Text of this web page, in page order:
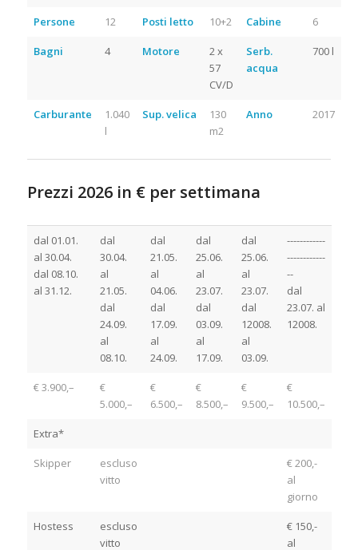
Persone 12 Posti letto 10+2 Cabine 6
Bagni 4 Motore
2 x
57
CV/D
Serb.
acqua
700 l
Carburante
1.040
l
Sup. velica
130
m2
Anno 2017
Prezzi 2026 in € per settimana
Noleggio Catamarano Croazia
dal 01.01.
al 30.04.
dal 08.10.
al 31.12.
dal
30.04.
al
21.05.
dal
24.09.
al
08.10.
dal
21.05.
al
04.06.
dal
17.09.
al
24.09.
dal
25.06.
al
23.07.
dal
03.09.
al
17.09.
dal
25.06.
al
23.07.
dal
12008.
al
03.09.
------------
------------
--
dal
23.07. al
12008.
€ 3.900,–
€
5.000,–
€
6.500,–
€
8.500,–
€
9.500,–
€
10.500,–
Extra*
Skipper
escluso
vitto
€ 200,-
al
giorno
Hostess
escluso
vitto
€ 150,-
al